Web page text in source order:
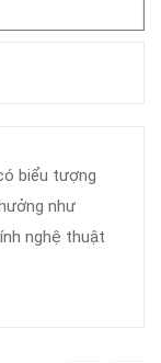
biểu tượng
như
nghệ thuật